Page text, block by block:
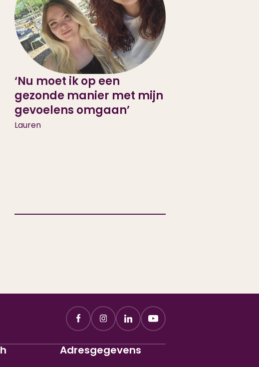
‘Nu moet ik op een
gezonde manier met mijn
gevoelens omgaan’
Lauren
Adresgegevens